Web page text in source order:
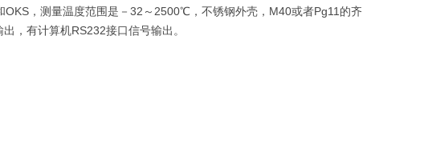
，测量温度范围是－32～2500℃，不锈钢外壳，M40或者Pg11的齐
，有计算机RS232接口信号输出。